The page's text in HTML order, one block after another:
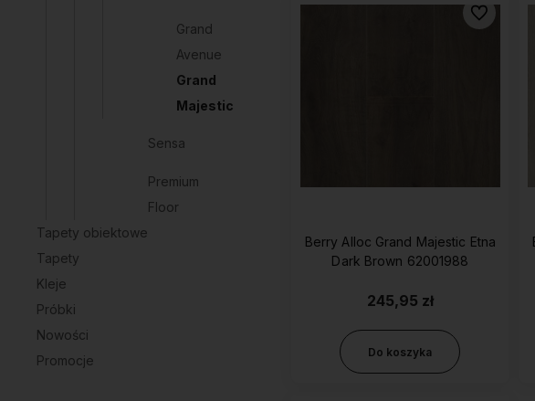
Grand
Avenue
Grand
Majestic
Sensa
Premium
Floor
Tapety obiektowe
Tapety
Kleje
Próbki
Nowości
Promocje
Berry Alloc Grand Majestic Etna
Dark Brown 62001988
245,95 zł
Do koszyka
Do